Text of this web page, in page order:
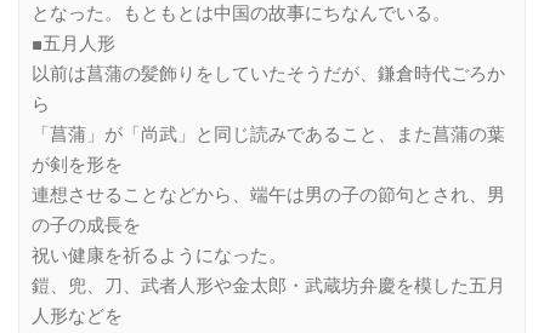
となった。もともとは中国の故事にちなんでいる。
■五月人形
以前は菖蒲の髪飾りをしていたそうだが、鎌倉時代ごろか
ら
「菖蒲」が「尚武」と同じ読みであること、また菖蒲の葉
が剣を形を
連想させることなどから、端午は男の子の節句とされ、男
の子の成長を
祝い健康を祈るようになった。
鎧、兜、刀、武者人形や金太郎・武蔵坊弁慶を模した五月
人形などを